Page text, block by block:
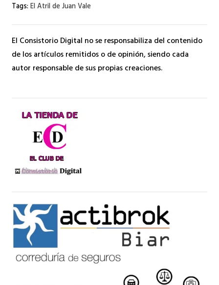
Tags:El Atril de Juan Vale
El Consistorio Digital no se responsabiliza del contenido
de los artículos remitidos o de opinión, siendo cada
autor responsable de sus propias creaciones.